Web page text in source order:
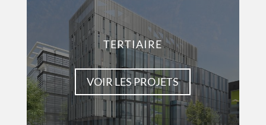
TERTIAIRE
VOIR LES PROJETS